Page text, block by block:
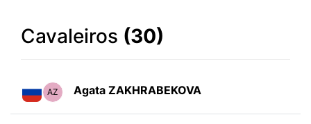
Cavaleiros (30)
AZ Agata ZAKHRABEKOVA